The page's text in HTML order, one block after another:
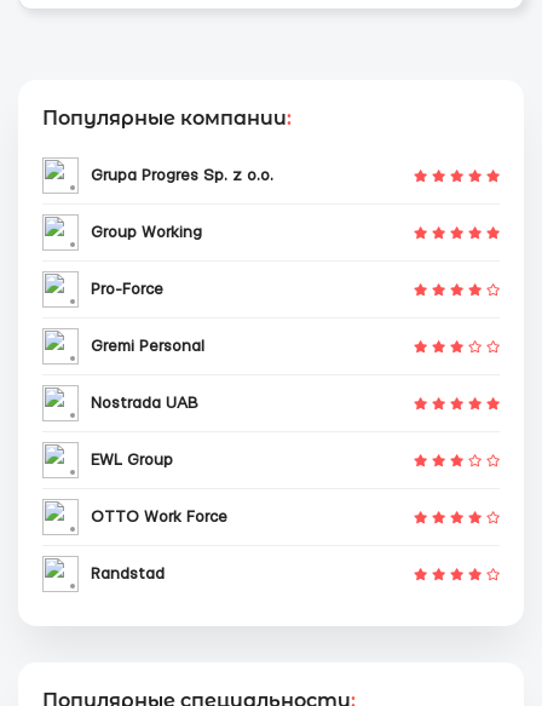
Популярные компании:
Grupa Progres Sp. z o.o.
Group Working
Pro-Force
Gremi Personal
Nostrada UAB
EWL Group
OTTO Work Force
Randstad
Популярные специальности: